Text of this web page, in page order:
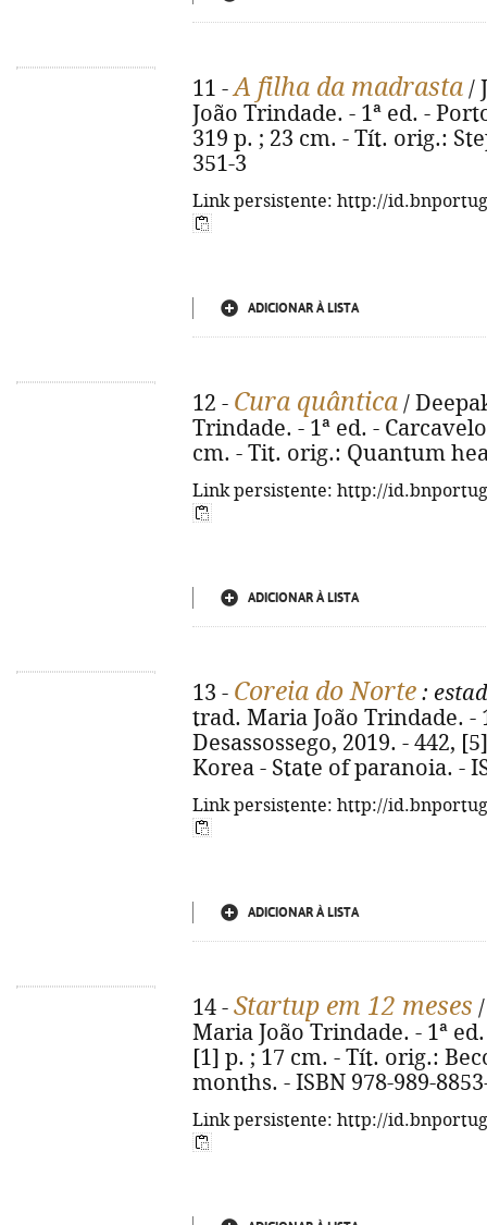
11 -A filha da madrasta /
João Trindade. - 1ª ed. -
319 p. ; 23 cm. - Tít. orig.:
351-3
Link persistente: http://
ADICIONAR À LISTA
12 - Cura quântica /
Trindade. - 1ª ed. -
cm. - Tit. orig.: Quantum
Link persistente: http://
ADICIONAR À LISTA
13 - Coreia do Norte :
trad. Maria João Trindade. -
Desassossego, 2019. - 442,
Korea - State of paranoia. -
Link persistente: http://
ADICIONAR À LISTA
14 - Startup em 12 meses
Maria João Trindade. - 1ª
[1] p. ; 17 cm. - Tít. orig.:
months. - ISBN 978-989-
Link persistente: http://